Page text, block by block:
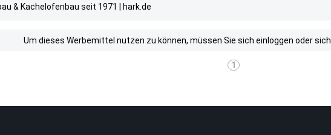
& Kachelofenbau seit 1971 | hark.de
Um dieses Werbemittel nutzen zu können, müssen Sie sich einloggen oder sich
1